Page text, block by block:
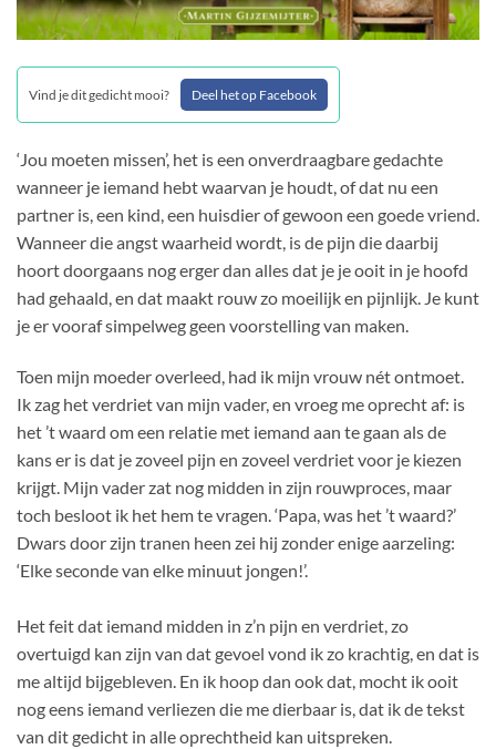
Vind je dit gedicht mooi? Deel het op Facebook
‘Jou moeten missen’, het is een onverdraagbare gedachte
wanneer je iemand hebt waarvan je houdt, of dat nu een
partner is, een kind, een huisdier of gewoon een goede vriend.
Wanneer die angst waarheid wordt, is de pijn die daarbij
hoort doorgaans nog erger dan alles dat je je ooit in je hoofd
had gehaald, en dat maakt rouw zo moeilijk en pijnlijk. Je kunt
je er vooraf simpelweg geen voorstelling van maken.
Toen mijn moeder overleed, had ik mijn vrouw nét ontmoet.
Ik zag het verdriet van mijn vader, en vroeg me oprecht af: is
het ’t waard om een relatie met iemand aan te gaan als de
kans er is dat je zoveel pijn en zoveel verdriet voor je kiezen
krijgt. Mijn vader zat nog midden in zijn rouwproces, maar
toch besloot ik het hem te vragen. ‘Papa, was het ’t waard?’
Dwars door zijn tranen heen zei hij zonder enige aarzeling:
‘Elke seconde van elke minuut jongen!’.
Het feit dat iemand midden in z’n pijn en verdriet, zo
overtuigd kan zijn van dat gevoel vond ik zo krachtig, en dat is
me altijd bijgebleven. En ik hoop dan ook dat, mocht ik ooit
nog eens iemand verliezen die me dierbaar is, dat ik de tekst
van dit gedicht in alle oprechtheid kan uitspreken.